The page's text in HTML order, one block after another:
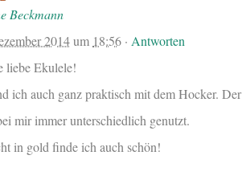
Beckmann
2014um 18:56 ·Antworten
liebe Ekulele!
ich auch ganz praktisch mit dem Hocker. Der
mir immer unterschiedlich genutzt.
in gold finde ich auch schön!